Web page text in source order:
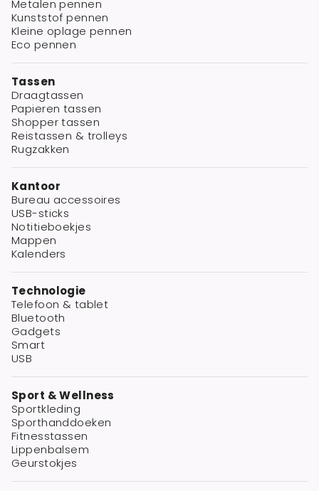
Metalen pennen
Kunststof pennen
Kleine oplage pennen
Eco pennen
Tassen
Draagtassen
Papieren tassen
Shopper tassen
Reistassen & trolleys
Rugzakken
Kantoor
Bureau accessoires
USB-sticks
Notitieboekjes
Mappen
Kalenders
Technologie
Telefoon & tablet
Bluetooth
Gadgets
Smart
USB
Sport & Wellness
Sportkleding
Sporthanddoeken
Fitnesstassen
Lippenbalsem
Geurstokjes